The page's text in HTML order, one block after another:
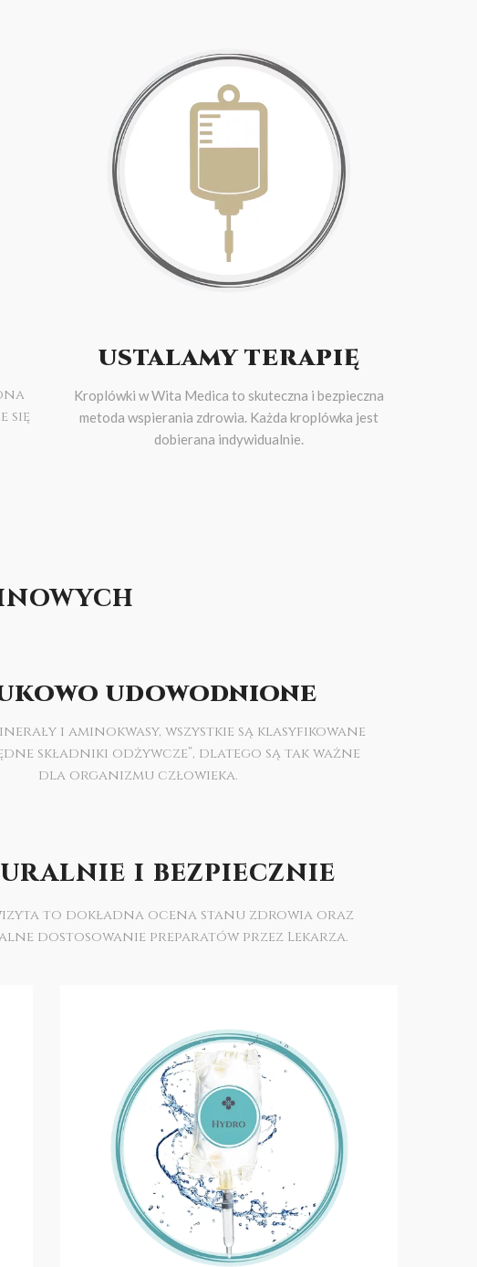
się
USTALAMY TERAPIĘ
Kroplówki w Wita Medica to skuteczna i bezpieczna
metoda wspierania zdrowia. Każda kroplówka jest
dobierana indywidualnie.
UDOWODNIONE
i aminokwasy, wszystkie są klasyfikowane
składniki odżywcze”, dlatego są tak ważne
dla organizmu człowieka.
i bezpiecznie
to dokładna ocena stanu zdrowia oraz
dostosowanie preparatów przez Lekarza.